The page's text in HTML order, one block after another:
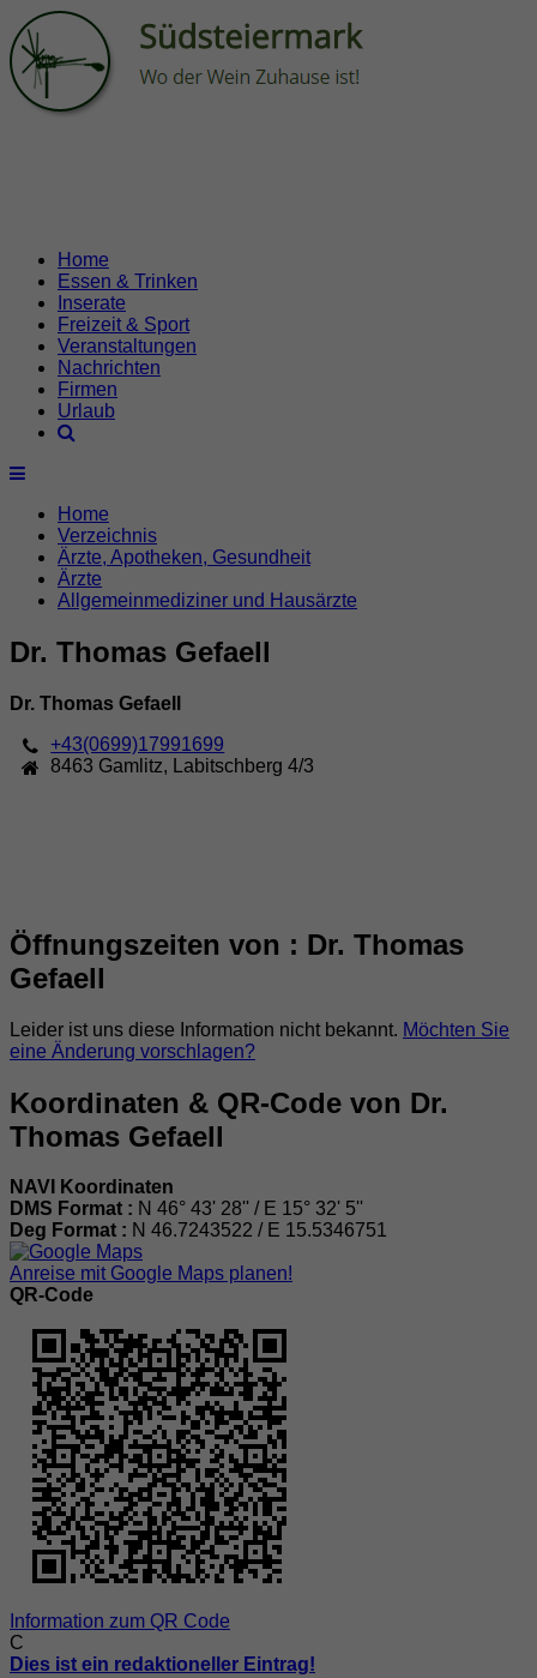
Home
Essen & Trinken
Inserate
Freizeit & Sport
Veranstaltungen
Nachrichten
Firmen
Urlaub
Home
Verzeichnis
Ärzte, Apotheken, Gesundheit
Ärzte
Allgemeinmediziner und Hausärzte
Dr. Thomas Gefaell
Dr. Thomas Gefaell
+43(0699)17991699
8463 Gamlitz, Labitschberg 4/3
Öffnungszeiten von : Dr. Thomas
Gefaell
Leider ist uns diese Information nicht bekannt. Möchten Sie
eine Änderung vorschlagen?
Koordinaten & QR-Code von Dr.
Thomas Gefaell
NAVI Koordinaten
DMS Format : N 46° 43' 28'' / E 15° 32' 5''
Deg Format : N 46.7243522 / E 15.5346751
Anreise mit Google Maps planen!
QR-Code
Information zum QR Code
C
Dies ist ein redaktioneller Eintrag!